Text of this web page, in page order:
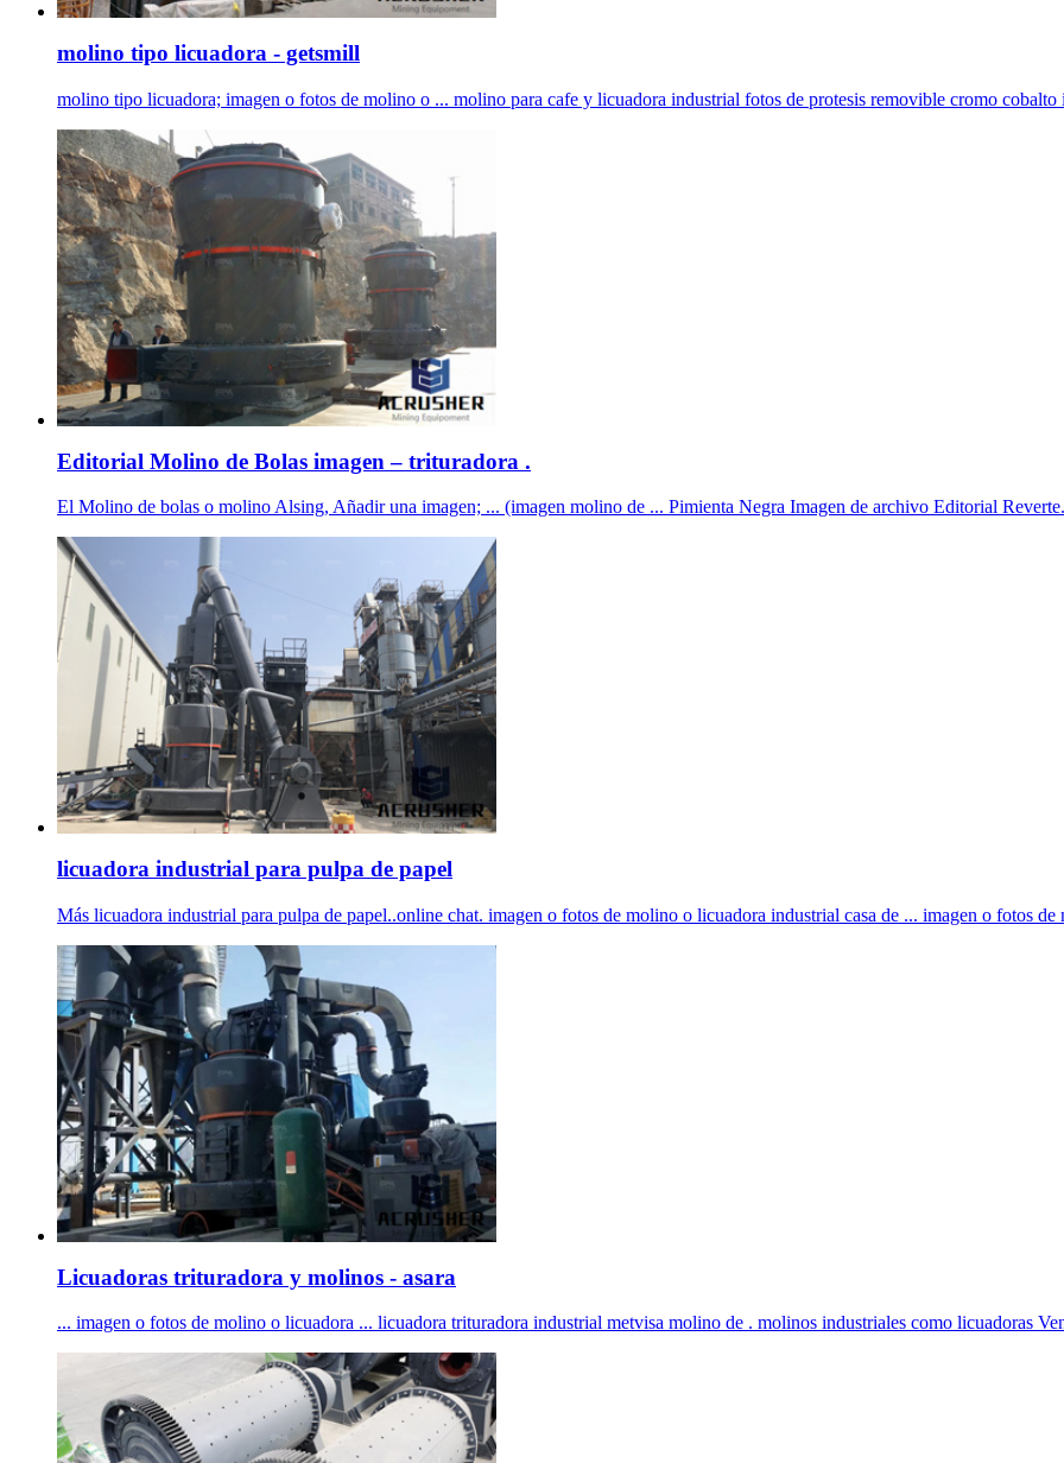
molino tipo licuadora - getsmill
molino tipo licuadora; imagen o fotos de molino o ... molino para cafe y licuadora industrial fotos de protesis removible cromo cobalto
Editorial Molino de Bolas imagen – trituradora .
El Molino de bolas o molino Alsing, Añadir una imagen; ... (imagen molino de ... Pimienta Negra Imagen de archivo Editorial
licuadora industrial para pulpa de papel
Más licuadora industrial para pulpa de papel..online chat. imagen o fotos de molino o licuadora industrial casa de ... imagen o fotos
Licuadoras trituradora y molinos - asara
... imagen o fotos de molino o licuadora ... licuadora trituradora industrial metvisa molino de . molinos industriales como licuadoras